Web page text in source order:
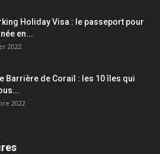
Holiday Visa : le passeport pour
en...
2022
Barrière de Corail : les 10 îles qui
2022